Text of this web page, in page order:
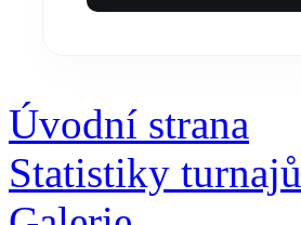
Úvodní strana
Statistiky turnajů